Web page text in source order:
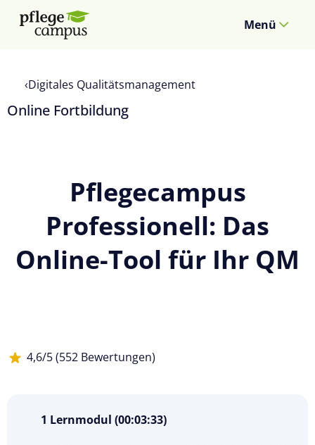
Menü
Digitales Qualitätsmanagement
Online Fortbildung
Pflegecampus
Professionell: Das
Online-Tool für Ihr QM
4,6/5 (552 Bewertungen)
1 Lernmodul (00:03:33)